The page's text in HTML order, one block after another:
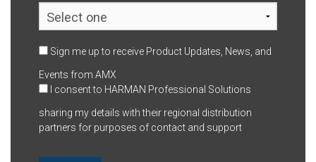
Sign me up to receive Product Updates, News, and
Events from AMX
I consent to HARMAN Professional Solutions
sharing my details with their regional distribution
partners for purposes of contact and support